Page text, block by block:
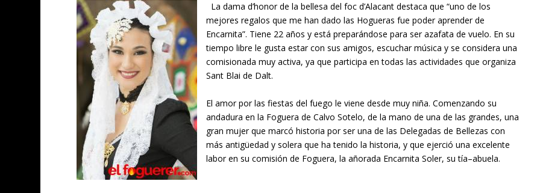
La dama d’honor de la bellesa del foc d’Alacant destaca que “uno de los
mejores regalos que me han dado las Hogueras fue poder aprender de
Encarnita”. Tiene 22 años y está preparándose para ser azafata de vuelo. En su
tiempo libre le gusta estar con sus amigos, escuchar música y se considera una
comisionada muy activa, ya que participa en todas las actividades que organiza
Sant Blai de Dalt.
El amor por las fiestas del fuego le viene desde muy niña. Comenzando su
andadura en la Foguera de Calvo Sotelo, de la mano de una de las grandes, una
gran mujer que marcó historia por ser una de las Delegadas de Bellezas con
más antigüedad y solera que ha tenido la historia, y que ejerció una excelente
labor en su comisión de Foguera, la añorada Encarnita Soler, su tía–abuela.